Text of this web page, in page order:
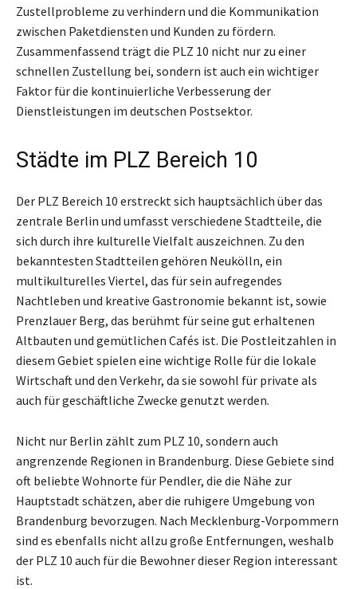
Zustellprobleme zu verhindern und die Kommunikation
zwischen Paketdiensten und Kunden zu fördern.
Zusammenfassend trägt die PLZ 10 nicht nur zu einer
schnellen Zustellung bei, sondern ist auch ein wichtiger
Faktor für die kontinuierliche Verbesserung der
Dienstleistungen im deutschen Postsektor.
Städte im PLZ Bereich 10
Der PLZ Bereich 10 erstreckt sich hauptsächlich über das
zentrale Berlin und umfasst verschiedene Stadtteile, die
sich durch ihre kulturelle Vielfalt auszeichnen. Zu den
bekanntesten Stadtteilen gehören Neukölln, ein
multikulturelles Viertel, das für sein aufregendes
Nachtleben und kreative Gastronomie bekannt ist, sowie
Prenzlauer Berg, das berühmt für seine gut erhaltenen
Altbauten und gemütlichen Cafés ist. Die Postleitzahlen in
diesem Gebiet spielen eine wichtige Rolle für die lokale
Wirtschaft und den Verkehr, da sie sowohl für private als
auch für geschäftliche Zwecke genutzt werden.
Nicht nur Berlin zählt zum PLZ 10, sondern auch
angrenzende Regionen in Brandenburg. Diese Gebiete sind
oft beliebte Wohnorte für Pendler, die die Nähe zur
Hauptstadt schätzen, aber die ruhigere Umgebung von
Brandenburg bevorzugen. Nach Mecklenburg-Vorpommern
sind es ebenfalls nicht allzu große Entfernungen, weshalb
der PLZ 10 auch für die Bewohner dieser Region interessant
ist.